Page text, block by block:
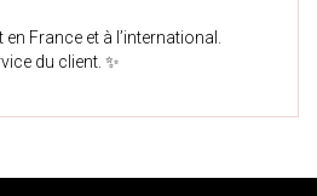
France et à l’international.
du client. ✨